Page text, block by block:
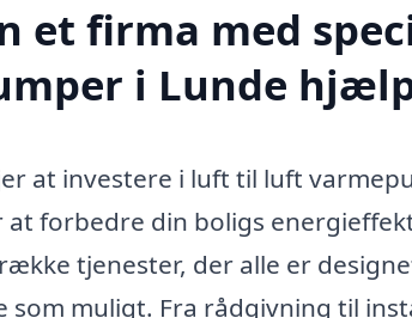
et firma med
i Lunde
at investere i luft til luft
forbedre din boligs
tjenester, der alle er
som muligt. Fra rådgivning til